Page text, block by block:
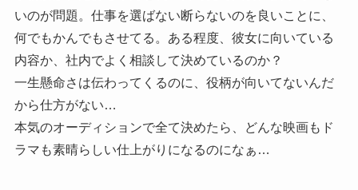
いのが問題。仕事を選ばない断らないのを良いことに、
何でもかんでもさせてる。ある程度、彼女に向いている
内容か、社内でよく相談して決めているのか？
一生懸命さは伝わってくるのに、役柄が向いてないんだ
から仕方がない…
本気のオーディションで全て決めたら、どんな映画もド
ラマも素晴らしい仕上がりになるのになぁ…